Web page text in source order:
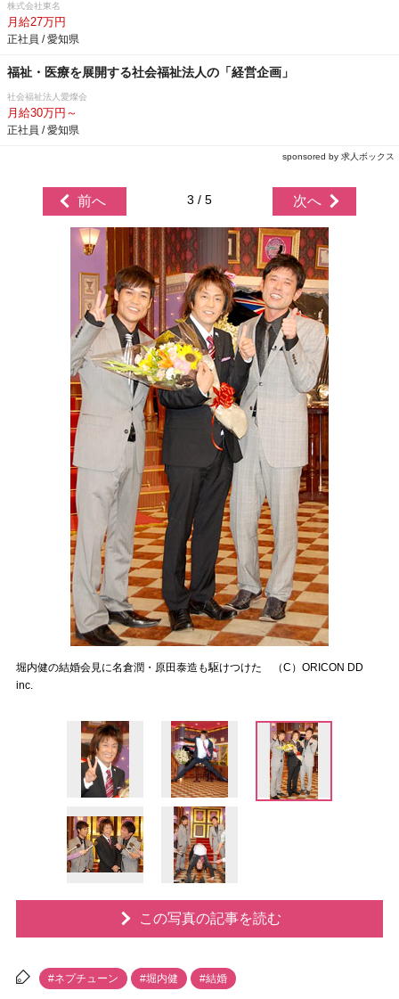
株式会社東名
月給27万円
正社員 / 愛知県
福祉・医療を展開する社会福祉法人の「経営企画」
社会福祉法人愛燦会
月給30万円～
正社員 / 愛知県
sponsored by 求人ボックス
前へ 3 / 5 次へ
堀内健の結婚会見に名倉潤・原田泰造も駆けつけた （C）ORICON DD
inc.
この写真の記事を読む
#ネプチューン #堀内健 #結婚